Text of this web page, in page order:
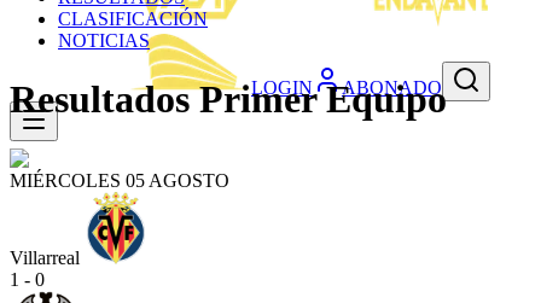
LOGIN ABONADO
CLASIFICACIÓN
NOTICIAS
Resultados Primer Equipo
MIÉRCOLES 05 AGOSTO
Villarreal
1 - 0